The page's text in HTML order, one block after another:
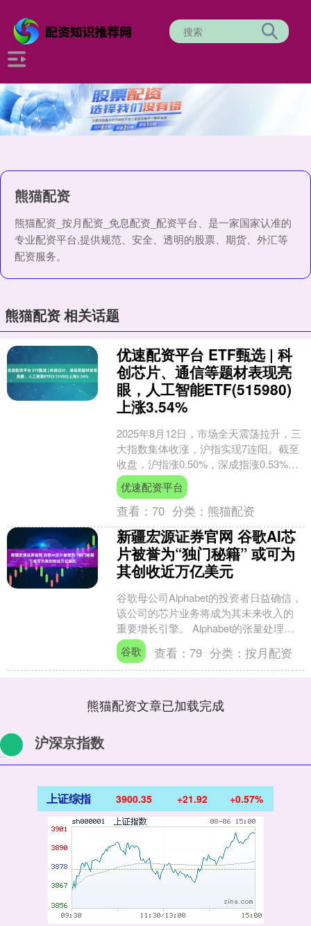
熊猫配资
熊猫配资_按月配资_免息配资_配资平台、是一家国家认准的
专业配资平台,提供规范、安全、透明的股票、期货、外汇等
配资服务。
熊猫配资 相关话题
优速配资平台 ETF甄选 | 科
创芯片、通信等题材表现亮
眼，人工智能ETF(515980)
上涨3.54%
2025年8月12日，市场全天震荡拉升，三
大指数集体收涨，沪指实现7连阳。截至
收盘，沪指涨0.50%，深成指涨0.53%，
创业板指涨1.24%。 题材方面，多元....
优速配资平台
查看：70 分类： 熊猫配资
新疆宏源证券官网 谷歌AI芯
片被誉为“独门秘籍” 或可为
其创收近万亿美元
谷歌母公司Alphabet的投资者日益确信，
该公司的芯片业务将成为其未来收入的
重要增长引擎。 Alphabet的张量处理单
元（TPU）芯片所取得的成功，是其股
价....
谷歌 查看： 79 分类： 按月配资
熊猫配资文章已加载完成
沪深京指数
上证综指 3900.35 +21.92 +0.57%